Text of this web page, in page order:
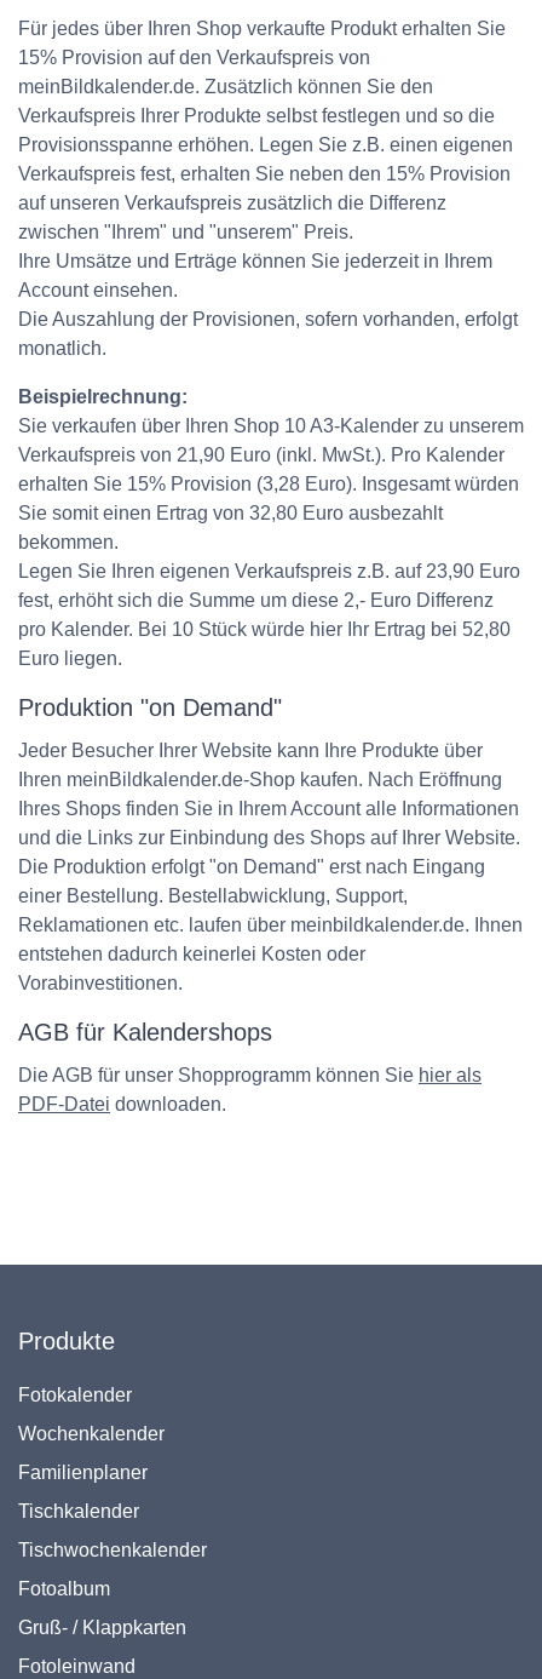
Für jedes über Ihren Shop verkaufte Produkt erhalten Sie
15% Provision auf den Verkaufspreis von
meinBildkalender.de. Zusätzlich können Sie den
Verkaufspreis Ihrer Produkte selbst festlegen und so die
Provisionsspanne erhöhen. Legen Sie z.B. einen eigenen
Verkaufspreis fest, erhalten Sie neben den 15% Provision
auf unseren Verkaufspreis zusätzlich die Differenz
zwischen "Ihrem" und "unserem" Preis.
Ihre Umsätze und Erträge können Sie jederzeit in Ihrem
Account einsehen.
Die Auszahlung der Provisionen, sofern vorhanden, erfolgt
monatlich.
Beispielrechnung:
Sie verkaufen über Ihren Shop 10 A3-Kalender zu unserem
Verkaufspreis von 21,90 Euro (inkl. MwSt.). Pro Kalender
erhalten Sie 15% Provision (3,28 Euro). Insgesamt würden
Sie somit einen Ertrag von 32,80 Euro ausbezahlt
bekommen.
Legen Sie Ihren eigenen Verkaufspreis z.B. auf 23,90 Euro
fest, erhöht sich die Summe um diese 2,- Euro Differenz
pro Kalender. Bei 10 Stück würde hier Ihr Ertrag bei 52,80
Euro liegen.
Produktion "on Demand"
Jeder Besucher Ihrer Website kann Ihre Produkte über
Ihren meinBildkalender.de-Shop kaufen. Nach Eröffnung
Ihres Shops finden Sie in Ihrem Account alle Informationen
und die Links zur Einbindung des Shops auf Ihrer Website.
Die Produktion erfolgt "on Demand" erst nach Eingang
einer Bestellung. Bestellabwicklung, Support,
Reklamationen etc. laufen über meinbildkalender.de. Ihnen
entstehen dadurch keinerlei Kosten oder
Vorabinvestitionen.
AGB für Kalendershops
Die AGB für unser Shopprogramm können Sie hier als
PDF-Datei downloaden.
Produkte
Fotokalender
Wochenkalender
Familienplaner
Tischkalender
Tischwochenkalender
Fotoalbum
Gruß- / Klappkarten
Fotoleinwand